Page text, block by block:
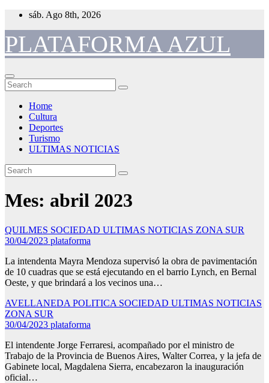
Skip
content
sáb. Ago 8th, 2026
PLATAFORMA AZUL
Home
Cultura
Deportes
Turismo
ULTIMAS NOTICIAS
Mes: abril 2023
QUILMES SOCIEDAD ULTIMAS NOTICIAS ZONA SUR
30/04/2023 plataforma
La intendenta Mayra Mendoza supervisó la obra de pavimentación
de 10 cuadras que se está ejecutando en el barrio Lynch, en Bernal
Oeste, y que brindará a los vecinos una…
AVELLANEDA POLITICA SOCIEDAD ULTIMAS NOTICIAS
ZONA SUR
30/04/2023 plataforma
El intendente Jorge Ferraresi, acompañado por el ministro de
Trabajo de la Provincia de Buenos Aires, Walter Correa, y la jefa de
Gabinete local, Magdalena Sierra, encabezaron la inauguración
oficial…